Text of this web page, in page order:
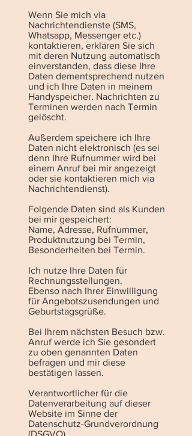
Wenn Sie mich via
Nachrichtendienste (SMS,
Whatsapp, Messenger etc.)
kontaktieren, erklären Sie sich
mit deren Nutzung automatisch
einverstanden, dass diese Ihre
Daten dementsprechend nutzen
und ich Ihre Daten in meinem
Handyspeicher. Nachrichten zu
Terminen werden nach Termin
gelöscht.
Außerdem speichere ich Ihre
Daten nicht elektronisch (es sei
denn Ihre Rufnummer wird bei
einem Anruf bei mir angezeigt
oder sie kontaktieren mich via
Nachrichtendienst).
Folgende Daten sind als Kunden
bei mir gespeichert:
Name, Adresse, Rufnummer,
Produktnutzung bei Termin,
Besonderheiten bei Termin.
Ich nutze Ihre Daten für
Rechnungsstellungen.
Ebenso nach Ihrer Einwilligung
für Angebotszusendungen und
Geburtstagsgrüße.
Bei Ihrem nächsten Besuch bzw.
Anruf werde ich Sie gesondert
zu oben genannten Daten
befragen und mir diese
bestätigen lassen.
Verantwortlicher für die
Datenverarbeitung auf dieser
Website im Sinne der
Datenschutz-Grundverordnung
(DSGVO)